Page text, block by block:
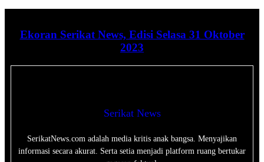
Ekoran Serikat News, Edisi Selasa 31 Oktober
2023
Serikat News
SerikatNews.com adalah media kritis anak bangsa. Menyajikan
informasi secara akurat. Serta setia menjadi platform ruang bertukar